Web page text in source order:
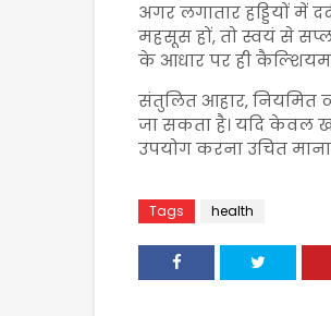
अगर लगातार हड्डियों में
महसूस हों, तो स्वयं से
के आधार पर ही कैल्शियम
संतुलित आहार, नियमित
जा सकता है। यदि केवल
उपयोग करना उचित माना
Tags health